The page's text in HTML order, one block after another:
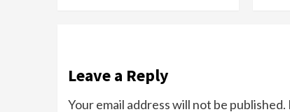
Leave a Reply
Your email address will not be published.